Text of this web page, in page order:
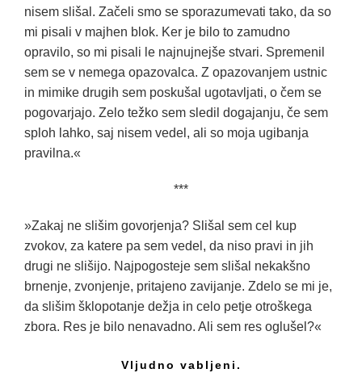
nisem slišal. Začeli smo se sporazumevati tako, da so
mi pisali v majhen blok. Ker je bilo to zamudno
opravilo, so mi pisali le najnujnejše stvari. Spremenil
sem se v nemega opazovalca. Z opazovanjem ustnic
in mimike drugih sem poskušal ugotavljati, o čem se
pogovarjajo. Zelo težko sem sledil dogajanju, če sem
sploh lahko, saj nisem vedel, ali so moja ugibanja
pravilna.«
***
»Zakaj ne slišim govorjenja? Slišal sem cel kup
zvokov, za katere pa sem vedel, da niso pravi in jih
drugi ne slišijo. Najpogosteje sem slišal nekakšno
brnenje, zvonjenje, pritajeno zavijanje. Zdelo se mi je,
da slišim šklopotanje dežja in celo petje otroškega
zbora. Res je bilo nenavadno. Ali sem res oglušel?«
Vljudno vabljeni.